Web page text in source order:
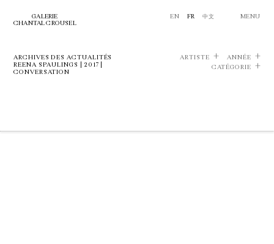
GALERIE
CHANTAL CROUSEL
EN FR 中文 MENU
ARCHIVES DES ACTUALITÉS
REENA SPAULINGS | 2017 |
CONVERSATION
ARTISTE
ANNÉE
CATÉGORIE